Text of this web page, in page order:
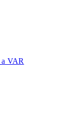
a VAR